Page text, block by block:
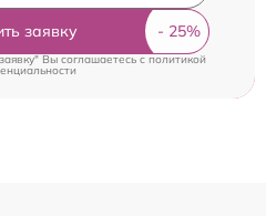
заявку
Вы соглашаетесь cполитикой